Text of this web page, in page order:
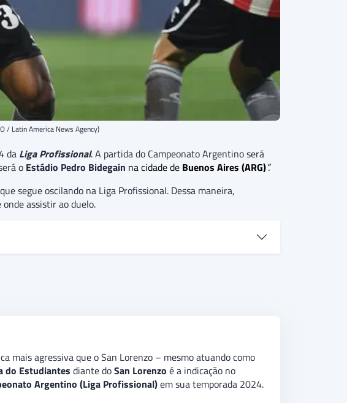
/ Latin America News Agency)
da Liga Profissional. A partida do Campeonato Argentino será
o Estádio Pedro Bidegain na cidade de Buenos Aires (ARG)”.
segue oscilando na Liga Profissional. Dessa maneira,
assistir ao duelo.
gols”
mais agressiva que o San Lorenzo – mesmo atuando como
do Estudiantes diante doSan Lorenzo é a indicação no
Argentino (Liga Profissional)em sua temporada 2024.